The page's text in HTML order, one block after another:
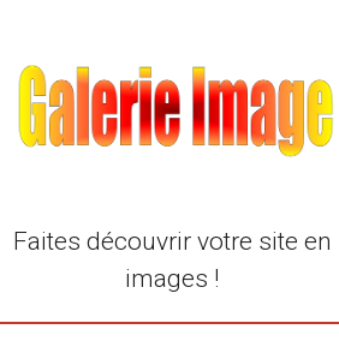
Faites découvrir votre site en
images !